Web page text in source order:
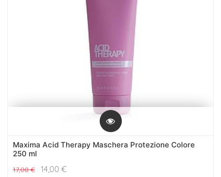
Maxima Acid Therapy Maschera Protezione Colore
250 ml
17,08€ 14,00 €